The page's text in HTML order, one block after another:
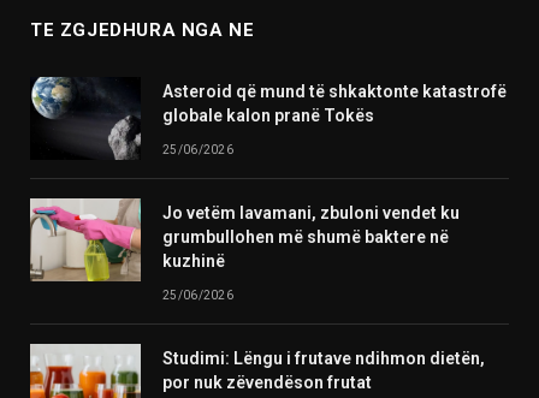
TE ZGJEDHURA NGA NE
Asteroid që mund të shkaktonte katastrofë
globale kalon pranë Tokës
25/06/2026
Jo vetëm lavamani, zbuloni vendet ku
grumbullohen më shumë baktere në
kuzhinë
25/06/2026
Studimi: Lëngu i frutave ndihmon dietën,
por nuk zëvendëson frutat